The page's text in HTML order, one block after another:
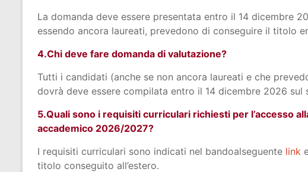
La domanda deve essere presentata entro il 14 dicembre
essendo ancora laureati, prevedono di conseguire il titolo
4.Chi deve fare domanda di valutazione?
Tutti i candidati (anche se non ancora laureati e che
dovrà deve essere compilata entro il 14 dicembre 2026 sul
5.Quali sono i requisiti curriculari richiesti per l’accesso
accademico 2026/2027?
I requisiti curriculari sono indicati nel bandoalseguente link
titolo conseguito all’estero.